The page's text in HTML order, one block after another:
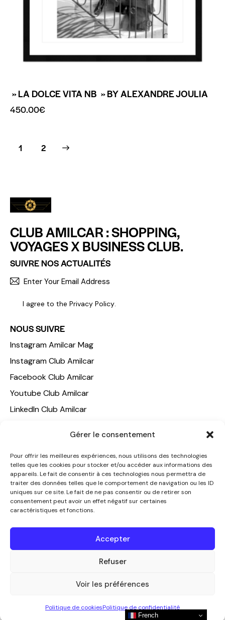
Gérer le consentement
Pour offrir les meilleures expériences, nous utilisons des technologies
telles que les cookies pour stocker et/ou accéder aux informations des
appareils. Le fait de consentir à ces technologies nous permettra de
traiter des données telles que le comportement de navigation ou les ID
uniques sur ce site. Le fait de ne pas consentir ou de retirer son
consentement peut avoir un effet négatif sur certaines
caractéristiques et fonctions.
Accepter
Refuser
Voir les préférences
Politique de cookiesPolitique de confidentialité
» LA DOLCE VITA NB » BY ALEXANDRE JOULIA
450.00€
1 2
→
CLUB AMILCAR : SHOPPING,
VOYAGES X BUSINESS CLUB.
SUIVRE NOS ACTUALITÉS
I agree to the Privacy Policy.
NOUS SUIVRE
Instagram Amilcar Mag
Instagram Club Amilcar
Facebook Club Amilcar
Youtube Club Amilcar
LinkedIn Club Amilcar
NOTRE GROUPE
ACCUEIL
AMILCAR TRAVEL CLUB
CLUB AMILCAR, Club d'affaires international
AGENCE MEDIANE
CONTACT
+33 7 49 60 92 02
CLUB AMILCAR by AMILCAR MAGAZINE GROUP© 2013-
2026. Tous droits réservés.
French